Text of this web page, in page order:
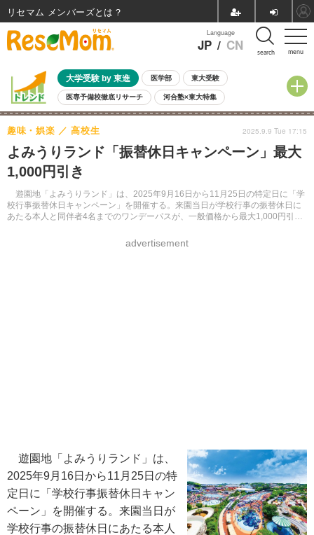
menu
Language
JP / CN search
大学受験 by 東進 医学部 東大受験
医専予備校徹底リサーチ 河合塾×東大特集
親子で考える大学選び 高校受験 中学受験 小学校受験
共通テスト 夏休み
8月開催イベント・WS 全国公立高校 過去問 人気記事
自由研究教材（小学生向け）
よみうりランド「振替休日キャンペーン」最大
1,000円引き
遊園地「よみうりランド」は、2025年9月16日から11月25日の特定日に「学
校行事振替休日キャンペーン」を開催する。来園当日が学校行事の振替休日に
あたる本人と同伴者4名までのワンデーパスが、一般価格から最大1,000円引き
趣味・娯楽 高校生
advertisement
2025.9.9 Tue 17:15
遊園地「よみうりランド」は、
2025年9月16日から11月25日の特
定日に「学校行事振替休日キャン
ペーン」を開催する。来園当日が
学校行事の振替休日にあたる本人
リセマム メンバーズ